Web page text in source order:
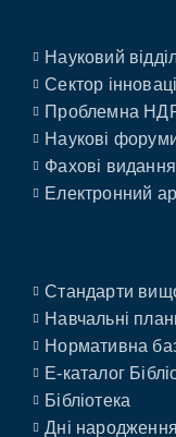
Науковий
Сектор
Проблемна
Наукові
Фахові видання
Електронний
Стандарти
Навчальні
Нормативна
E-каталог
Бібліотека
Дні народження